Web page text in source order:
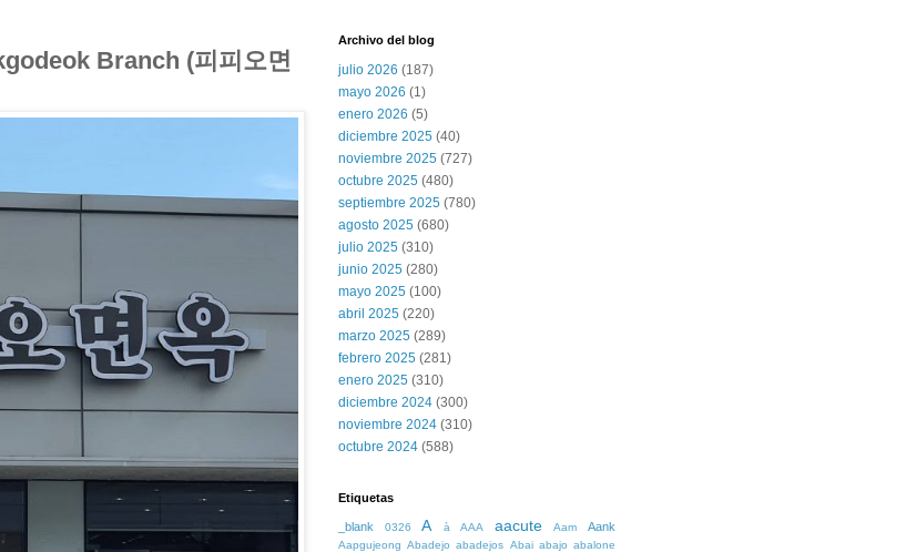
Branch (피피오면
Archivo del blog
julio 2026 (187)
mayo 2026 (1)
enero 2026 (5)
diciembre 2025 (40)
noviembre 2025 (727)
octubre 2025 (480)
septiembre 2025 (780)
agosto 2025 (680)
julio 2025 (310)
junio 2025 (280)
mayo 2025 (100)
abril 2025 (220)
marzo 2025 (289)
febrero 2025 (281)
enero 2025 (310)
diciembre 2024 (300)
noviembre 2024 (310)
octubre 2024 (588)
Etiquetas
_blank 0326 A à AAA aacute Aam Aank
Aapgujeong Abadejo abadejos Abai abajo abalone